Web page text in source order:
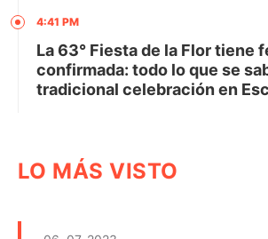
4:41 PM
La 63° Fiesta de la Flor tiene
confirmada: todo lo que se
tradicional celebración en
LO MÁS VISTO